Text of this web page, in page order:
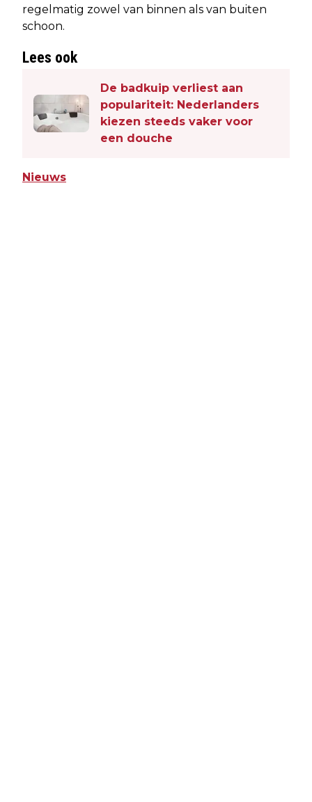
regelmatig zowel van binnen als van buiten
schoon.
Lees ook
De badkuip verliest aan
populariteit: Nederlanders
kiezen steeds vaker voor
een douche
Nieuws